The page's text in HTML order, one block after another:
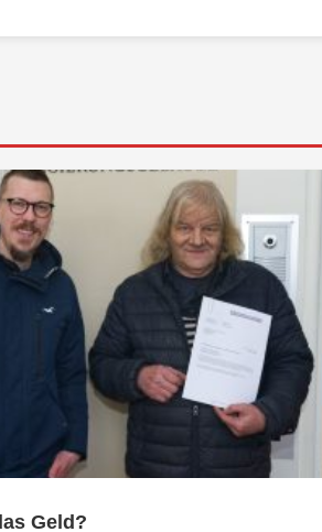
Geld?